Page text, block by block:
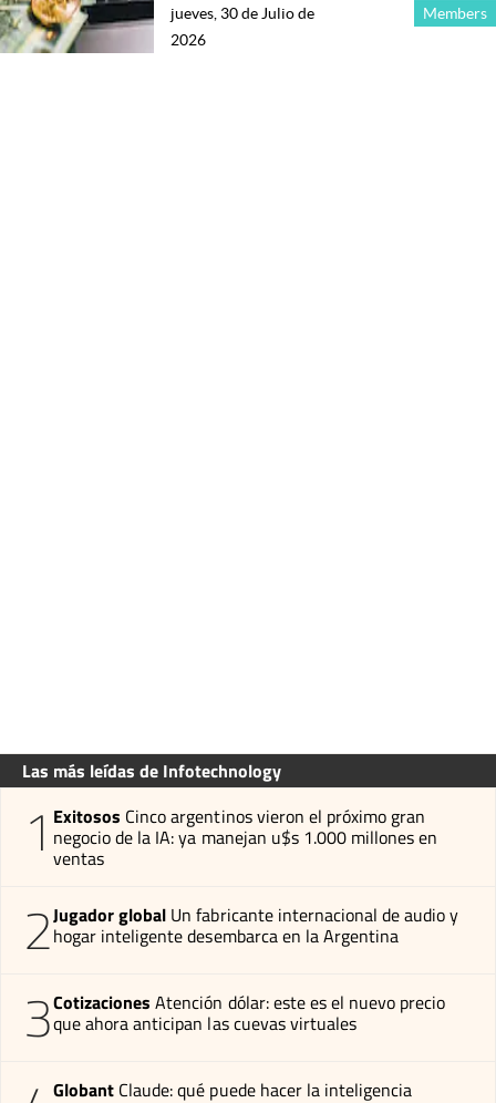
Members
jueves, 30 de Julio de
2026
Las más leídas de Infotechnology
1 Exitosos Cinco argentinos vieron el próximo gran
negocio de la IA: ya manejan u$s 1.000 millones en
ventas
2Jugador global Un fabricante internacional de audio y
hogar inteligente desembarca en la Argentina
3Cotizaciones Atención dólar: este es el nuevo precio
que ahora anticipan las cuevas virtuales
Globant Claude: qué puede hacer la inteligencia